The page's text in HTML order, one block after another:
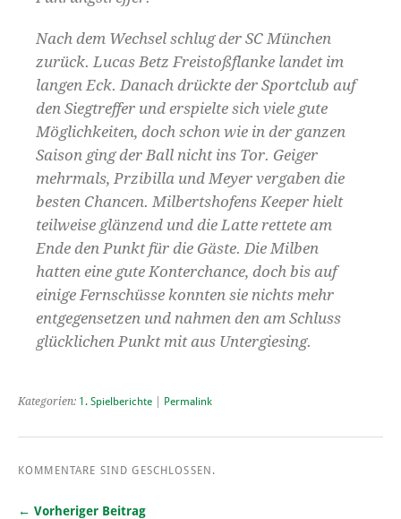
Nach dem Wechsel schlug der SC München
zurück. Lucas Betz Freistoßflanke landet im
langen Eck. Danach drückte der Sportclub auf
den Siegtreffer und erspielte sich viele gute
Möglichkeiten, doch schon wie in der ganzen
Saison ging der Ball nicht ins Tor. Geiger
mehrmals, Przibilla und Meyer vergaben die
besten Chancen. Milbertshofens Keeper hielt
teilweise glänzend und die Latte rettete am
Ende den Punkt für die Gäste. Die Milben
hatten eine gute Konterchance, doch bis auf
einige Fernschüsse konnten sie nichts mehr
entgegensetzen und nahmen den am Schluss
glücklichen Punkt mit aus Untergiesing.
Kategorien: 1. Spielberichte Permalink
KOMMENTARE SIND GESCHLOSSEN.
← Vorheriger Beitrag